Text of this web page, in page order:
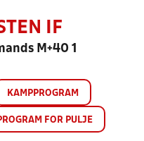
IF
M+40 1
KAMPPROGRAM
FOR PULJE